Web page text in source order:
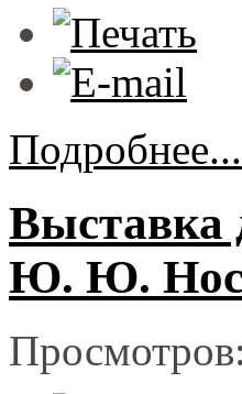
Подробнее...
Выставка
Ю. Ю.